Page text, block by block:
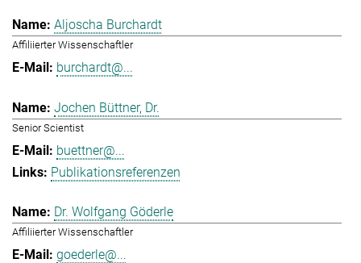
Aljoscha Burchardt
Affiliierter Wissenschaftler
burchardt@...
Jochen Büttner, Dr.
Senior Scientist
buettner@...
Publikationsreferenzen
Dr. Wolfgang Göderle
Affiliierter Wissenschaftler
goederle@...